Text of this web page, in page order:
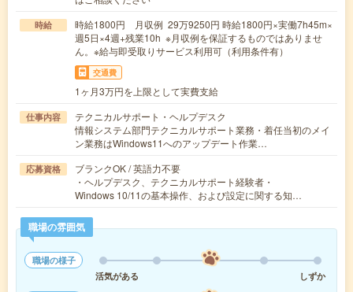
時給
時給1800円 月収例 29万9250円 時給1800円×実働7h45m×
週5日×4週+残業10h ※月収例を保証するものではありませ
ん。※給与即受取りサービス利用可（利用条件有）
交通費
1ヶ月3万円を上限として実費支給
仕事内容
テクニカルサポート・ヘルプデスク
情報システム部門テクニカルサポート業務・着任当初のメイ
ン業務はWindows11へのアップデート作業…
応募資格
ブランクOK / 英語力不要
・ヘルプデスク、テクニカルサポート経験者・
Windows 10/11の基本操作、および設定に関する知…
職場の雰囲気
職場の様子
活気がある
しずか